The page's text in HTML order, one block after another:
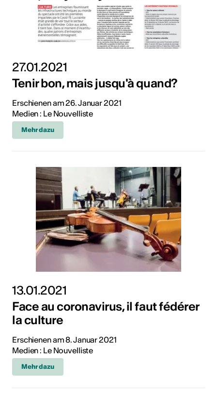
27.01.2021
Tenir bon, mais jusqu'à quand?
Erschienen am 26. Januar 2021
Medien : Le Nouvelliste
Mehr dazu
13.01.2021
Face au coronavirus, il faut fédérer
la culture
Erschienen am 8. Januar 2021
Medien : Le Nouvelliste
Mehr dazu